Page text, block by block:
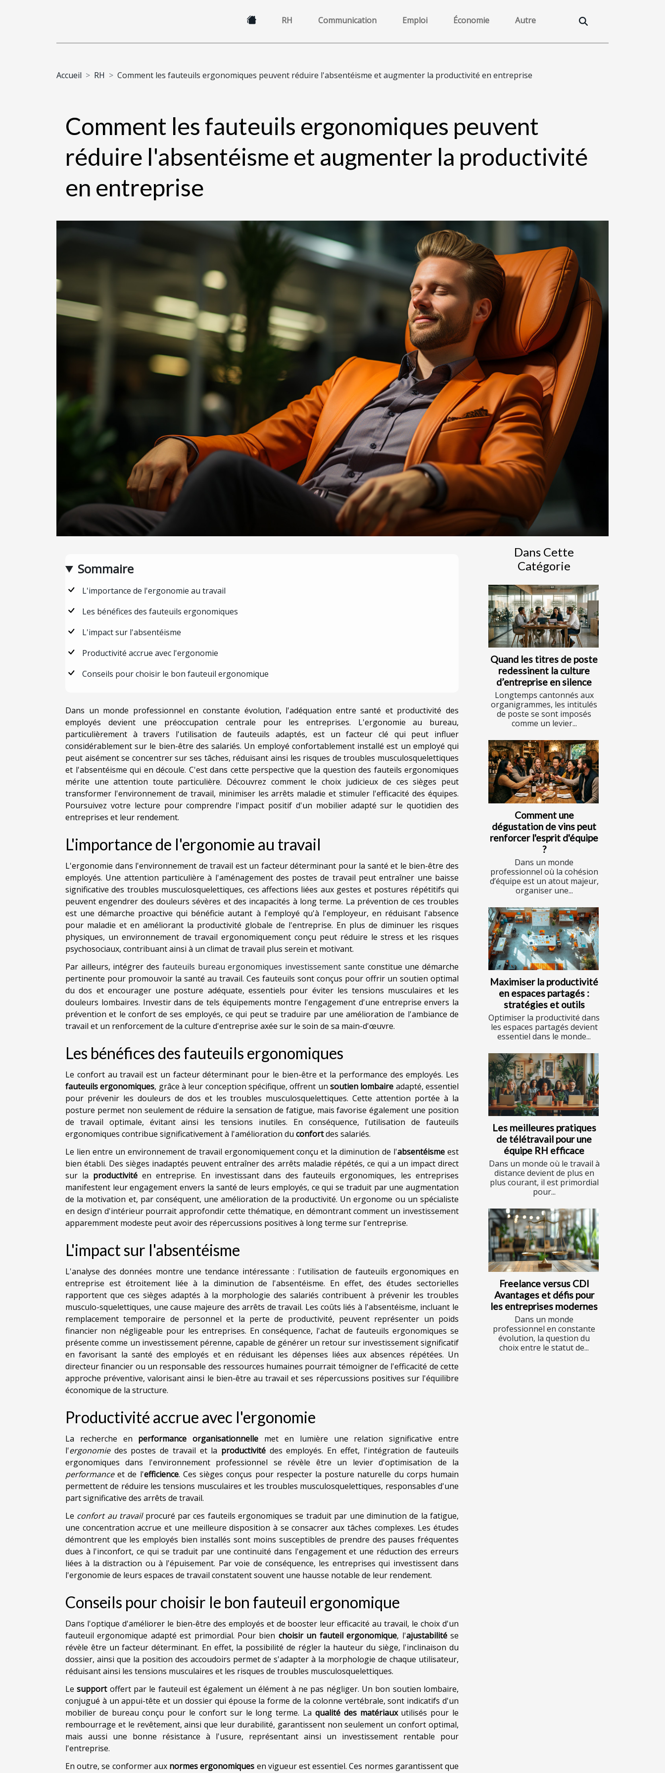
RH Communication Emploi Économie Autre
Accueil RH Comment les fauteuils ergonomiques peuvent réduire l'absentéisme et augmenter la productivité en entreprise
Comment les fauteuils ergonomiques peuvent
réduire l'absentéisme et augmenter la productivité
en entreprise
Sommaire
L'importance de l'ergonomie au travail
Les bénéfices des fauteuils ergonomiques
L'impact sur l'absentéisme
Productivité accrue avec l'ergonomie
Conseils pour choisir le bon fauteuil ergonomique
Dans un monde professionnel en constante évolution, l'adéquation entre santé et productivité des
employés devient une préoccupation centrale pour les entreprises. L'ergonomie au bureau,
particulièrement à travers l'utilisation de fauteuils adaptés, est un facteur clé qui peut influer
considérablement sur le bien-être des salariés. Un employé confortablement installé est un employé qui
peut aisément se concentrer sur ses tâches, réduisant ainsi les risques de troubles musculosquelettiques
et l'absentéisme qui en découle. C'est dans cette perspective que la question des fauteils ergonomiques
mérite une attention toute particulière. Découvrez comment le choix judicieux de ces sièges peut
transformer l'environnement de travail, minimiser les arrêts maladie et stimuler l'efficacité des équipes.
Poursuivez votre lecture pour comprendre l'impact positif d'un mobilier adapté sur le quotidien des
entreprises et leur rendement.
L'importance de l'ergonomie au travail
L'ergonomie dans l'environnement de travail est un facteur déterminant pour la santé et le bien-être des
employés. Une attention particulière à l'aménagement des postes de travail peut entraîner une baisse
significative des troubles musculosquelettiques, ces affections liées aux gestes et postures répétitifs qui
peuvent engendrer des douleurs sévères et des incapacités à long terme. La prévention de ces troubles
est une démarche proactive qui bénéficie autant à l'employé qu'à l'employeur, en réduisant l'absence
pour maladie et en améliorant la productivité globale de l'entreprise. En plus de diminuer les risques
physiques, un environnement de travail ergonomiquement conçu peut réduire le stress et les risques
psychosociaux, contribuant ainsi à un climat de travail plus serein et motivant.
Par ailleurs, intégrer des fauteuils bureau ergonomiques investissement sante constitue une démarche
pertinente pour promouvoir la santé au travail. Ces fauteuils sont conçus pour offrir un soutien optimal
du dos et encourager une posture adéquate, essentiels pour éviter les tensions musculaires et les
douleurs lombaires. Investir dans de tels équipements montre l'engagement d'une entreprise envers la
prévention et le confort de ses employés, ce qui peut se traduire par une amélioration de l'ambiance de
travail et un renforcement de la culture d'entreprise axée sur le soin de sa main-d'œuvre.
Les bénéfices des fauteuils ergonomiques
Le confort au travail est un facteur déterminant pour le bien-être et la performance des employés. Les
fauteuils ergonomiques, grâce à leur conception spécifique, offrent unsoutien lombaire adapté, essentiel
pour prévenir les douleurs de dos et les troubles musculosquelettiques. Cette attention portée à la
posture permet non seulement de réduire la sensation de fatigue, mais favorise également une position
de travail optimale, évitant ainsi les tensions inutiles. En conséquence, l’utilisation de fauteuils
ergonomiques contribue significativement à l'amélioration du confortdes salariés.
Le lien entre un environnement de travail ergonomiquement conçu et la diminution de l'absentéisme est
bien établi. Des sièges inadaptés peuvent entraîner des arrêts maladie répétés, ce qui a un impact direct
sur la productivitéen entreprise. En investissant dans des fauteuils ergonomiques, les entreprises
manifestent leur engagement envers la santé de leurs employés, ce qui se traduit par une augmentation
de la motivation et, par conséquent, une amélioration de la productivité. Un ergonome ou un spécialiste
en design d'intérieur pourrait approfondir cette thématique, en démontrant comment un investissement
apparemment modeste peut avoir des répercussions positives à long terme sur l'entreprise.
L'impact sur l'absentéisme
L'analyse des données montre une tendance intéressante : l'utilisation de fauteuils ergonomiques en
entreprise est étroitement liée à la diminution de l'absentéisme. En effet, des études sectorielles
rapportent que ces sièges adaptés à la morphologie des salariés contribuent à prévenir les troubles
musculo-squelettiques, une cause majeure des arrêts de travail. Les coûts liés à l'absentéisme, incluant le
remplacement temporaire de personnel et la perte de productivité, peuvent représenter un poids
financier non négligeable pour les entreprises. En conséquence, l'achat de fauteuils ergonomiques se
présente comme un investissement pérenne, capable de générer un retour sur investissement significatif
en favorisant la santé des employés et en réduisant les dépenses liées aux absences répétées. Un
directeur financier ou un responsable des ressources humaines pourrait témoigner de l'efficacité de cette
approche préventive, valorisant ainsi le bien-être au travail et ses répercussions positives sur l'équilibre
économique de la structure.
Productivité accrue avec l'ergonomie
La recherche en performance organisationnelle met en lumière une relation significative entre
l'ergonomiedes postes de travail et la productivité des employés. En effet, l'intégration de fauteuils
ergonomiques dans l'environnement professionnel se révèle être un levier d'optimisation de la
performanceet de l'efficience. Ces sièges conçus pour respecter la posture naturelle du corps humain
permettent de réduire les tensions musculaires et les troubles musculosquelettiques, responsables d'une
part significative des arrêts de travail.
Le confort au travailprocuré par ces fauteils ergonomiques se traduit par une diminution de la fatigue,
une concentration accrue et une meilleure disposition à se consacrer aux tâches complexes. Les études
démontrent que les employés bien installés sont moins susceptibles de prendre des pauses fréquentes
dues à l'inconfort, ce qui se traduit par une continuité dans l'engagement et une réduction des erreurs
liées à la distraction ou à l'épuisement. Par voie de conséquence, les entreprises qui investissent dans
l'ergonomie de leurs espaces de travail constatent souvent une hausse notable de leur rendement.
Conseils pour choisir le bon fauteuil ergonomique
Dans l'optique d'améliorer le bien-être des employés et de booster leur efficacité au travail, le choix d'un
fauteuil ergonomique adapté est primordial. Pour bien choisir un fauteil ergonomique, l'ajustabilitése
révèle être un facteur déterminant. En effet, la possibilité de régler la hauteur du siège, l'inclinaison du
dossier, ainsi que la position des accoudoirs permet de s'adapter à la morphologie de chaque utilisateur,
réduisant ainsi les tensions musculaires et les risques de troubles musculosquelettiques.
Lesupportoffert par le fauteuil est également un élément à ne pas négliger. Un bon soutien lombaire,
conjugué à un appui-tête et un dossier qui épouse la forme de la colonne vertébrale, sont indicatifs d'un
mobilier de bureau conçu pour le confort sur le long terme. La qualité des matériauxutilisés pour le
rembourrage et le revêtement, ainsi que leur durabilité, garantissent non seulement un confort optimal,
mais aussi une bonne résistance à l'usure, représentant ainsi un investissement rentable pour
l'entreprise.
En outre, se conformer aux normes ergonomiques en vigueur est essentiel. Ces normes garantissent que
Dans Cette
Catégorie
Quand les titres de poste
redessinent la culture
d’entreprise en silence
Longtemps cantonnés aux
organigrammes, les intitulés
de poste se sont imposés
comme un levier...
Comment une
dégustation de vins peut
renforcer l'esprit d'équipe
?
Dans un monde
professionnel où la cohésion
d’équipe est un atout majeur,
organiser une...
Maximiser la productivité
en espaces partagés :
stratégies et outils
Optimiser la productivité dans
les espaces partagés devient
essentiel dans le monde...
Les meilleures pratiques
de télétravail pour une
équipe RH efficace
Dans un monde où le travail à
distance devient de plus en
plus courant, il est primordial
pour...
Freelance versus CDI
Avantages et défis pour
les entreprises modernes
Dans un monde
professionnel en constante
évolution, la question du
choix entre le statut de...